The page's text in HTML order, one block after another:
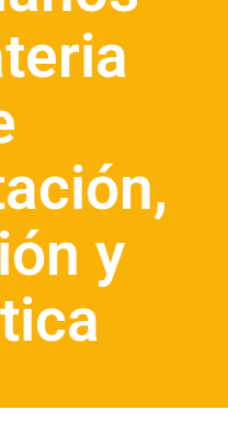
y